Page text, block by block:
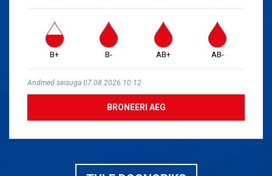
B+ B- AB+ AB-
Andmed seisuga 07.08.2026 10:12
BRONEERI AEG